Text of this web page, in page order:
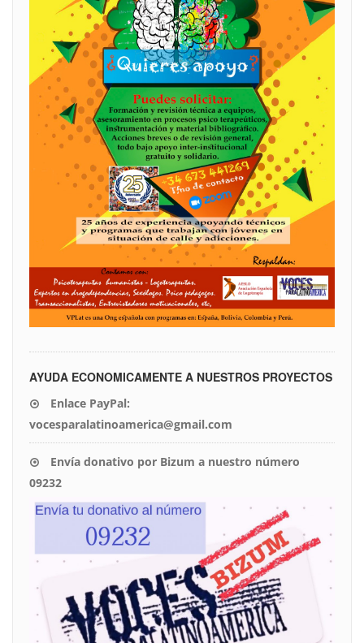
AYUDA ECONOMICAMENTE A NUESTROS PROYECTOS
Enlace PayPal:
vocesparalatinoamerica@gmail.com
Envía donativo por Bizum a nuestro número
09232